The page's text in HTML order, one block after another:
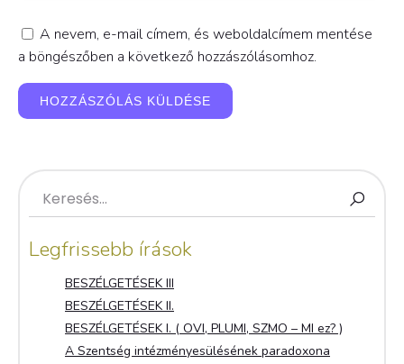
A nevem, e-mail címem, és weboldalcímem mentése
a böngészőben a következő hozzászólásomhoz.
Legfrissebb írások
BESZÉLGETÉSEK III
BESZÉLGETÉSEK II.
BESZÉLGETÉSEK I. ( OVI, PLUMI, SZMO – MI ez? )
A Szentség intézményesülésének paradoxona